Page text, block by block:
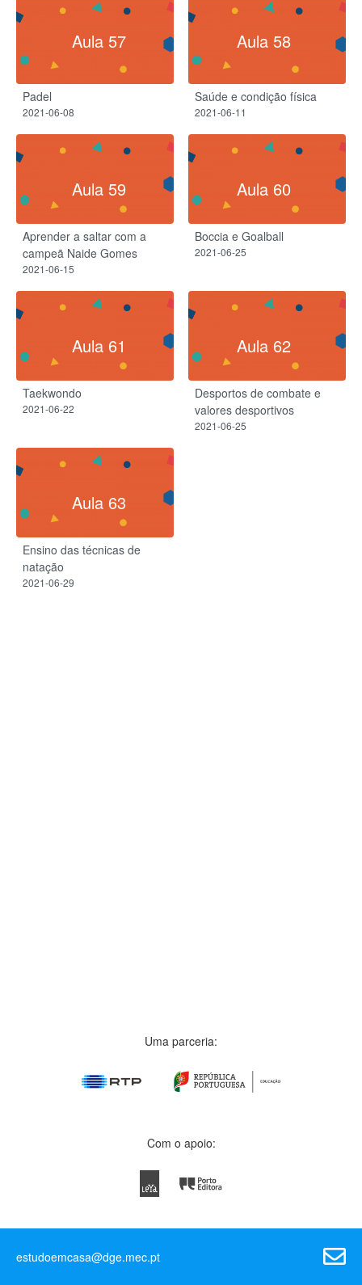
Aula 57
Padel
2021-06-08
Aula 58
Saúde e condição física
2021-06-11
Aula 59
Aprender a saltar com a
campeã Naide Gomes
2021-06-15
Aula 60
Boccia e Goalball
2021-06-25
Aula 61
Taekwondo
2021-06-22
Aula 62
Desportos de combate e
valores desportivos
2021-06-25
Aula 63
Ensino das técnicas de
natação
2021-06-29
Uma parceria:
Com o apoio:
estudoemcasa@dge.mec.pt